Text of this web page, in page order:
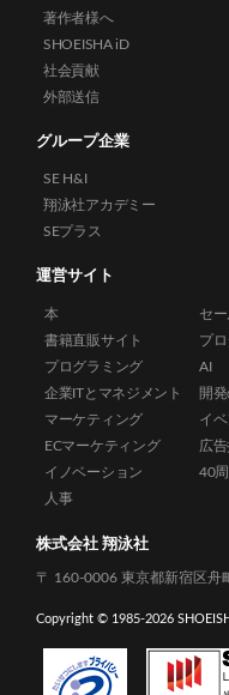
著作者様へ
SHOEISHA iD
社会貢献
外部送信
グループ企業
SE H&I
翔泳社アカデミー
SEプラス
運営サイト
本
書籍直販サイト
プログラミング
企業ITとマネジメント
マーケティング
ECマーケティング
イノベーション
人事
セー
プ
AI
開
イ
広
40
株式会社 翔泳社
〒 160-0006 東京都新宿区舟
Copyright © 1985-2026